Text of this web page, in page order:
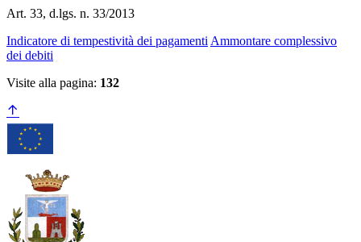
Art. 33, d.lgs. n. 33/2013
Indicatore di tempestività dei pagamenti Ammontare complessivo
dei debiti
Visite alla pagina: 132